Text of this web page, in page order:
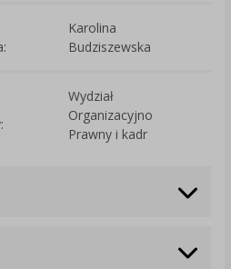
Karolina
Budziszewska
Wydział
Organizacyjno
Prawny i kadr